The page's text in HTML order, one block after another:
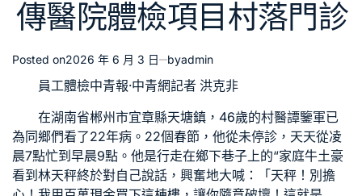
傳醫院體檢項目村落門診
Posted on2026 年 6 月 3 日 byadmin
員工體檢中青報·中青網記者 洪克非
在湖南省郴州市宜章縣天塘鎮，46歲的村醫譚鑒軍已
為同鄉們看了22年病。22個春節，他從未停診，天天從凌
晨7點忙到早晨9點。他是行走在鄉下巷子上的“家庭牛土豪
看到林天秤終於對自己說話，興奮地大喊：「天秤！別擔